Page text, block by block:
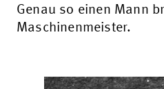
Genau so einen Mann
Maschinenmeister.